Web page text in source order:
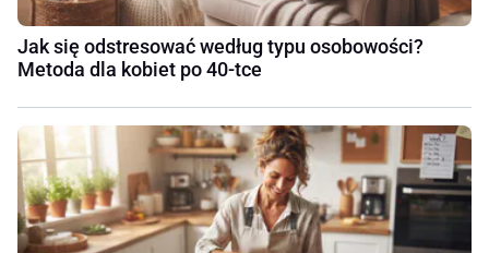
Jak się odstresować według typu osobowości?
Metoda dla kobiet po 40-tce